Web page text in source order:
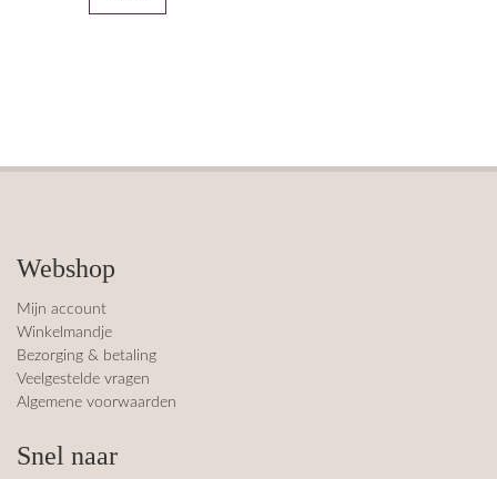
Webshop
Mijn account
Winkelmandje
Bezorging & betaling
Veelgestelde vragen
Algemene voorwaarden
Snel naar